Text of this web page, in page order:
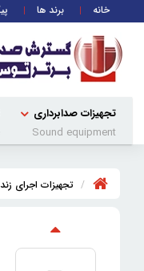
خانه برند ها
تجهیزات صدابرداری
Sound equipment
تجهیزات اجرای